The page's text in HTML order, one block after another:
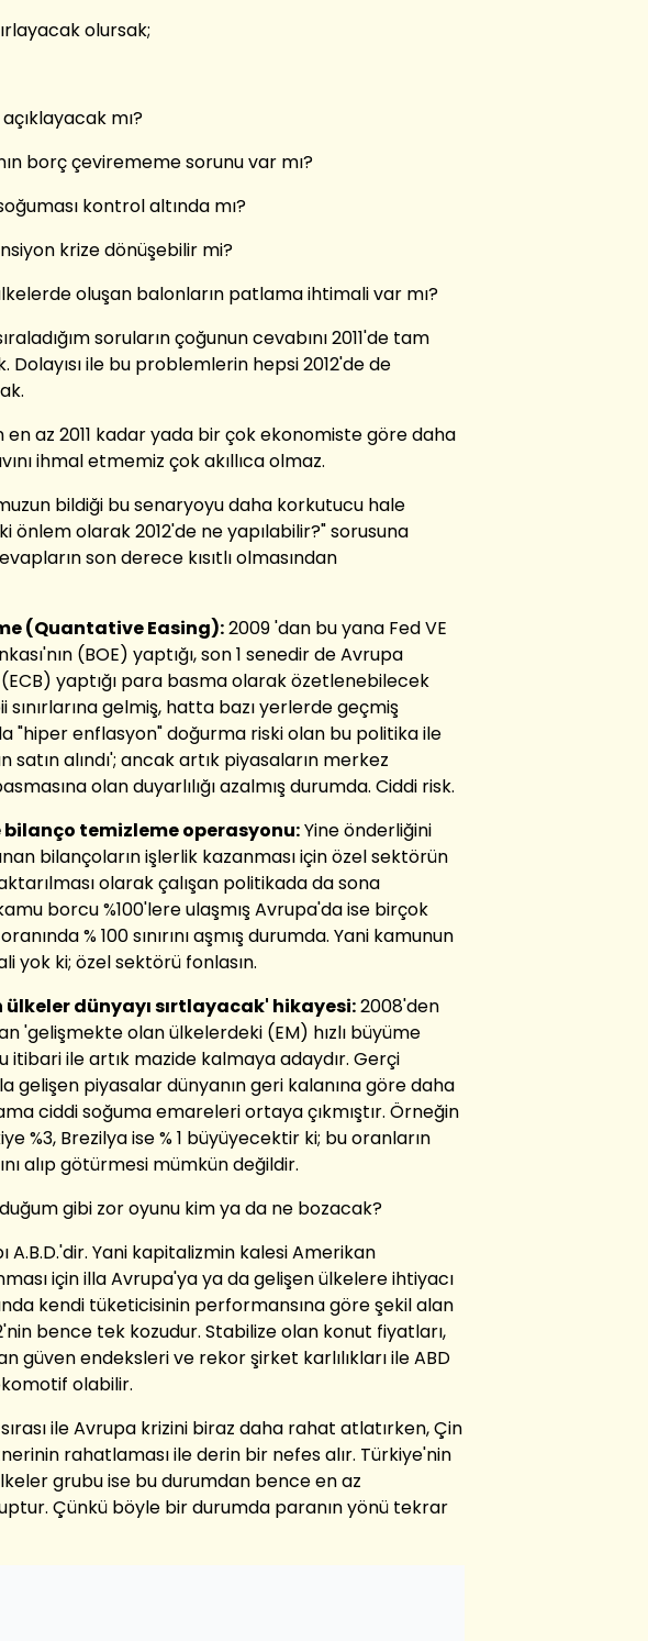
olursak;
mı?
borç çevirememe sorunu var mı?
kontrol altında mı?
krize dönüşebilir mi?
oluşan balonların patlama ihtimali var mı?
soruların çoğunun cevabını 2011'de tam
ile bu problemlerin hepsi 2012'de de
en az 2011 kadar yada bir çok ekonomiste göre daha
ihmal etmemiz çok akıllıca olmaz.
bildiği bu senaryoyu daha korkutucu hale
önlem olarak 2012'de ne yapılabilir?" sorusuna
son derece kısıtlı olmasından
(Quantative Easing):2009 'dan bu yana Fed VE
(BOE) yaptığı, son 1 senedir de Avrupa
(ECB) yaptığı para basma olarak özetlenebilecek
gelmiş, hatta bazı yerlerde geçmiş
"hiper enflasyon" doğurma riski olan bu politika ile
satın alındı'; ancak artık piyasaların merkez
olan duyarlılığı azalmış durumda. Ciddi risk.
temizleme operasyonu:Yine önderliğini
bilançoların işlerlik kazanması için özel sektörün
olarak çalışan politikada da sona
borcu %100'lere ulaşmış Avrupa'da ise birçok
% 100 sınırını aşmış durumda. Yani kamunun
yok ki; özel sektörü fonlasın.
dünyayı sırtlayacak' hikayesi:2008'den
'gelişmekte olan ülkelerdeki (EM) hızlı büyüme
itibari ile artık mazide kalmaya adaydır. Gerçi
gelişen piyasalar dünyanın geri kalanına göre daha
ciddi soğuma emareleri ortaya çıkmıştır. Örneğin
%3, Brezilya ise % 1 büyüyecektir ki; bu oranların
alıp götürmesi mümkün değildir.
gibi zor oyunu kim ya da ne bozacak?
A.B.D.'dir. Yani kapitalizmin kalesi Amerikan
için illa Avrupa'ya ya da gelişen ülkelere ihtiyacı
kendi tüketicisinin performansına göre şekil alan
bence tek kozudur. Stabilize olan konut fiyatları,
güven endeksleri ve rekor şirket karlılıkları ile ABD
olabilir.
ile Avrupa krizini biraz daha rahat atlatırken, Çin
rahatlaması ile derin bir nefes alır. Türkiye'nin
grubu ise bu durumdan bence en az
Çünkü böyle bir durumda paranın yönü tekrar